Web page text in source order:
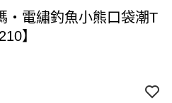
‧電繡釣魚小熊口袋潮T
】